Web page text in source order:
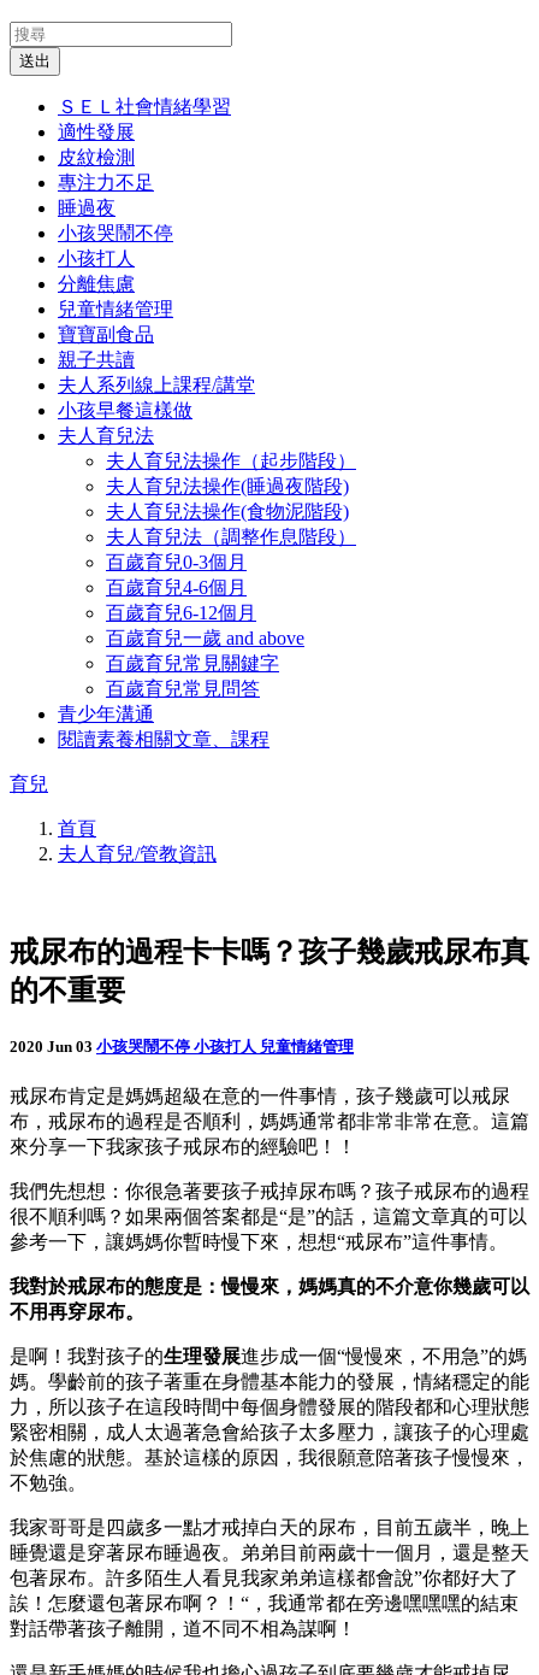
送出
ＳＥＬ社會情緒學習
適性發展
皮紋檢測
專注力不足
睡過夜
小孩哭鬧不停
小孩打人
分離焦慮
兒童情緒管理
寶寶副食品
親子共讀
夫人系列線上課程/講堂
小孩早餐這樣做
夫人育兒法
夫人育兒法操作（起步階段）
夫人育兒法操作(睡過夜階段)
夫人育兒法操作(食物泥階段)
夫人育兒法（調整作息階段）
百歲育兒0-3個月
百歲育兒4-6個月
百歲育兒6-12個月
百歲育兒一歲 and above
百歲育兒常見關鍵字
百歲育兒常見問答
青少年溝通
閱讀素養相關文章、課程
育兒
首頁
夫人育兒/管教資訊
戒尿布的過程卡卡嗎？孩子幾歲戒尿布真
的不重要
2020 Jun 03 小孩哭鬧不停 小孩打人 兒童情緒管理
戒尿布肯定是媽媽超級在意的一件事情，孩子幾歲可以戒尿
布，戒尿布的過程是否順利，媽媽通常都非常非常在意。這篇
來分享一下我家孩子戒尿布的經驗吧！！
我們先想想：你很急著要孩子戒掉尿布嗎？孩子戒尿布的過程
很不順利嗎？如果兩個答案都是“是”的話，這篇文章真的可以
參考一下，讓媽媽你暫時慢下來，想想“戒尿布”這件事情。
我對於戒尿布的態度是：慢慢來，媽媽真的不介意你幾歲可以
不用再穿尿布。
是啊！我對孩子的生理發展進步成一個“慢慢來，不用急”的媽
媽。學齡前的孩子著重在身體基本能力的發展，情緒穩定的能
力，所以孩子在這段時間中每個身體發展的階段都和心理狀態
緊密相關，成人太過著急會給孩子太多壓力，讓孩子的心理處
於焦慮的狀態。基於這樣的原因，我很願意陪著孩子慢慢來，
不勉強。
我家哥哥是四歲多一點才戒掉白天的尿布，目前五歲半，晚上
睡覺還是穿著尿布睡過夜。弟弟目前兩歲十一個月，還是整天
包著尿布。許多陌生人看見我家弟弟這樣都會說”你都好大了
誒！怎麼還包著尿布啊？！“，我通常都在旁邊嘿嘿嘿的結束
對話帶著孩子離開，道不同不相為謀啊！